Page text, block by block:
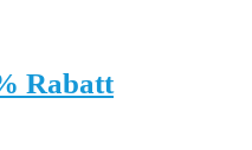
Rabatt